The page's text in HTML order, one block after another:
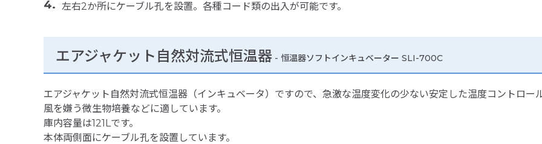
左右2か所にケーブル孔を設置。各種コード類の出入が可能です。
エアジャケット自然対流式恒温器 - 恒温器ソフトインキュベーター SLI-700C
エアジャケット自然対流式恒温器（インキュベータ）ですので、急激な温度変化の少ない安定した温度コントロー
風を嫌う微生物培養などに適しています。
庫内容量は121Lです。
本体両側面にケーブル孔を設置しています。